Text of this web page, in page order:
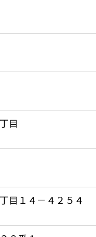
目
目１４－４２５４